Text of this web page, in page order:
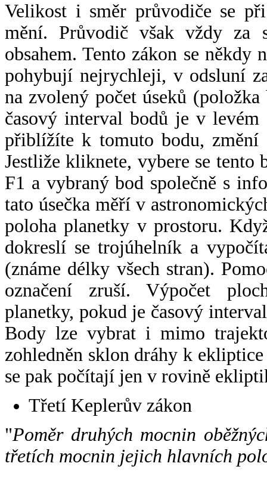
Velikost i směr průvodiče se
mění. Průvodič však vždy za
obsahem. Tento zákon se někdy
pohybují nejrychleji, v odsluní
na zvolený počet úseků
časový interval bodů je v
přiblížíte k tomuto bodu,
Jestliže kliknete, vybere se tento
F1 a vybraný bod společně s
tato úsečka měří v
poloha planetky v prostoru.
dokreslí se trojúhelník a
(známe délky všech stran).
označení zruší. Výpočet
planetky, pokud je časový
Body lze vybrat i mimo
zohledněn sklon dráhy k
se pak počítají jen v rovině
Třetí Keplerův zákon
"Poměr druhých mocnin
třetích mocnin jejich hlavních